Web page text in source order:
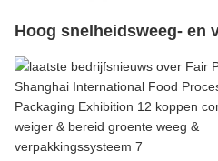
Hoog snelheidsweeg- en